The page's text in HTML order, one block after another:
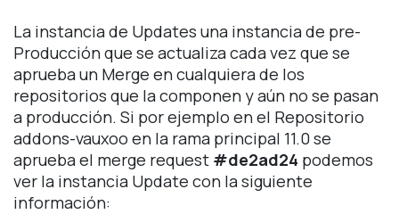
La instancia de Updates una instancia de pre-
Producción que se actualiza cada vez que se
aprueba un Merge en cualquiera de los
repositorios que la componen y aún no se pasan
a producción. Si por ejemplo en el Repositorio
addons-vauxoo en la rama principal 11.0 se
aprueba el merge request #de2ad24 podemos
ver la instancia Update con la siguiente
información: